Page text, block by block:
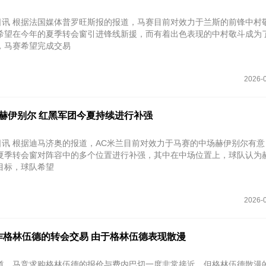
根据法国媒体普罗旺斯报的报道，马赛目前对效力于兰斯的前锋中村
望在今年的夏季转会窗引进锋线新援，而有着出色表现的中村敬斗成为
马赛希望完成交易
2026-
伊别尔 红黑军团今夏持续进行补强
根据迪马济奥的报道，AC米兰目前对效力于马赛的中场赫伊别尔有
季转会窗对阵容中的多个位置进行补强，其中在中场位置上，球队认为
标，球队希望
2026-
林伍德的转会交易 由于格林伍德表现散漫